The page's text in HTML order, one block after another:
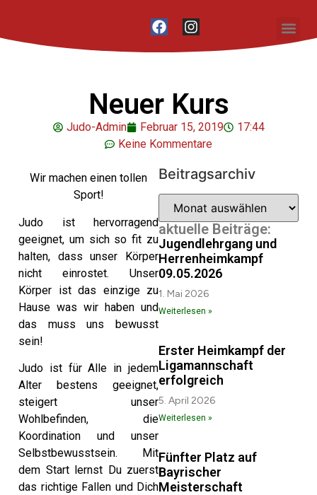
Neuer Kurs
Judo-Admin Februar 15, 2019
17:44
Keine Kommentare
Wir machen einen tollen
Sport!
Judo ist hervorragend
geeignet, um sich so fit zu
halten, dass unser Körper
nicht einrostet. Unser
Körper ist das einzige zu
Hause was wir haben und
das muss uns bewusst
sein!
Judo ist für Alle in jedem
Alter bestens geeignet,
steigert unser
Wohlbefinden, die
Koordination und unser
Selbstbewusstsein. Mit
dem Start lernst Du zuerst
das richtige Fallen und Dich
Beitragsarchiv
aktuelle Beiträge:
Jugendlehrgang und
Herrenheimkampf
09.05.2026
1. Mai 2026
Weiterlesen »
Erster Heimkampf der
Ligamannschaft
erfolgreich
5. April 2026
Weiterlesen »
Fünfter Platz auf
Bayrischer
Meisterschaft